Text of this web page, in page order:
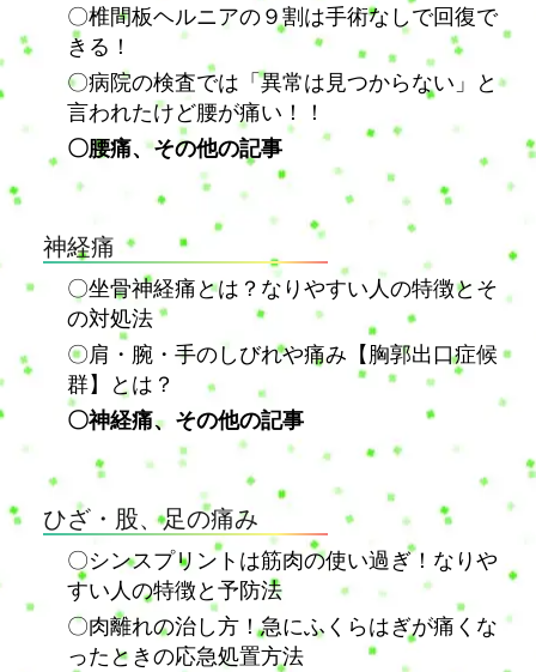
〇椎間板ヘルニアの９割は手術なしで回復で
きる！
〇病院の検査では「異常は見つからない」と
言われたけど腰が痛い！！
〇腰痛、その他の記事
神経痛
〇坐骨神経痛とは？なりやすい人の特徴とそ
の対処法
〇肩・腕・手のしびれや痛み【胸郭出口症候
群】とは？
〇神経痛、その他の記事
ひざ・股、足の痛み
〇シンスプリントは筋肉の使い過ぎ！なりや
すい人の特徴と予防法
〇肉離れの治し方！急にふくらはぎが痛くな
ったときの応急処置方法